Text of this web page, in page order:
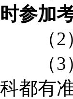
时参加
（2）
（3）
科都有